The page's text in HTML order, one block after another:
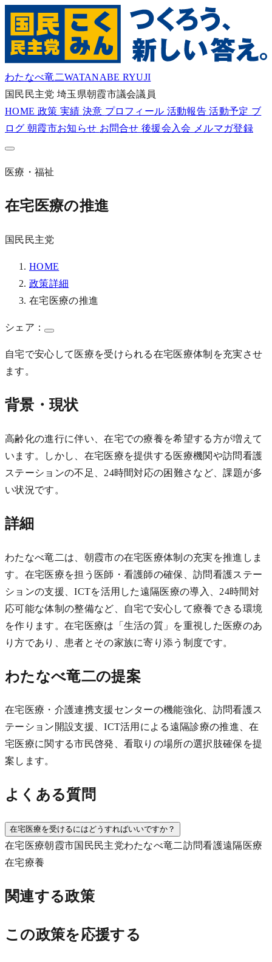
わたなべ竜二WATANABE RYUJI
国民民主党 埼玉県朝霞市議会議員
HOME 政策 実績 決意 プロフィール 活動報告活動予定 ブ
ログ 朝霞市お知らせ お問合せ後援会入会 メルマガ登録
医療・福祉
在宅医療の推進
国民民主党
HOME
政策詳細
在宅医療の推進
シェア：
自宅で安心して医療を受けられる在宅医療体制を充実させ
ます。
背景・現状
高齢化の進行に伴い、在宅での療養を希望する方が増えて
います。しかし、在宅医療を提供する医療機関や訪問看護
ステーションの不足、24時間対応の困難さなど、課題が多
い状況です。
詳細
わたなべ竜二は、朝霞市の在宅医療体制の充実を推進しま
す。在宅医療を担う医師・看護師の確保、訪問看護ステー
ションの支援、ICTを活用した遠隔医療の導入、24時間対
応可能な体制の整備など、自宅で安心して療養できる環境
を作ります。在宅医療は「生活の質」を重視した医療のあ
り方であり、患者とその家族に寄り添う制度です。
わたなべ竜二の提案
在宅医療・介護連携支援センターの機能強化、訪問看護ス
テーション開設支援、ICT活用による遠隔診療の推進、在
宅医療に関する市民啓発、看取りの場所の選択肢確保を提
案します。
よくある質問
在宅医療を受けるにはどうすればいいですか？
在宅医療朝霞市国民民主党わたなべ竜二訪問看護遠隔医療
在宅療養
関連する政策
この政策を応援する